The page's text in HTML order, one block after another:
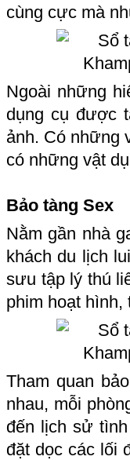
cùng cực mà
Ngoài những
dụng cụ được
ảnh. Có những
có những vật
Bảo tàng Sex
Nằm gần nhà
khách du lịch
sưu tập lý thú
phim hoạt
Tham quan
nhau, mỗi
đến lịch sử
đặt dọc các lối